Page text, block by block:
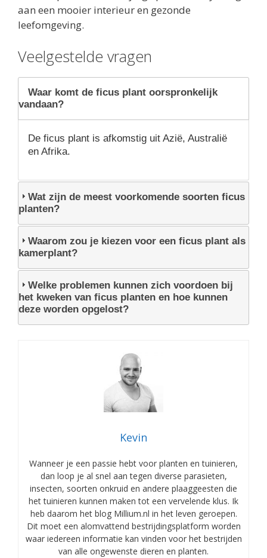
aan een mooier interieur en gezonde
leefomgeving.
Veelgestelde vragen
Waar komt de ficus plant oorspronkelijk
vandaan?
De ficus plant is afkomstig uit Azië, Australië
en Afrika.
Wat zijn de meest voorkomende soorten ficus
planten?
Waarom zou je kiezen voor een ficus plant als
kamerplant?
Welke problemen kunnen zich voordoen bij
het kweken van ficus planten en hoe kunnen
deze worden opgelost?
Kevin
Wanneer je een passie hebt voor planten en tuinieren,
dan loop je al snel aan tegen diverse parasieten,
insecten, soorten onkruid en andere plaaggeesten die
het tuinieren kunnen maken tot een vervelende klus. Ik
heb daarom het blog Millium.nl in het leven geroepen.
Dit moet een alomvattend bestrijdingsplatform worden
waar iedereen informatie kan vinden voor het bestrijden
van alle ongewenste dieren en planten.